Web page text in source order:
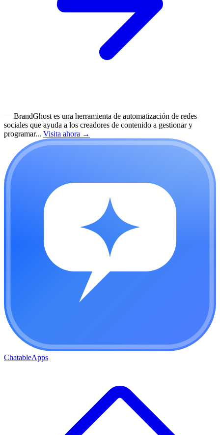
— BrandGhost es una herramienta de automatización de redes
sociales que ayuda a los creadores de contenido a gestionar y
programar... Visita ahora →
ChatableApps